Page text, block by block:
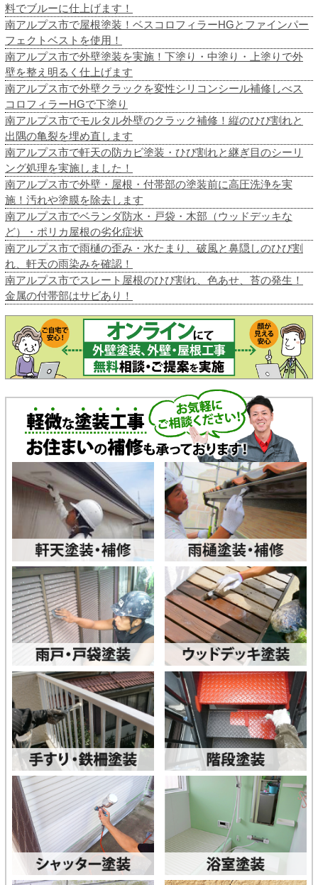
料でブルーに仕上げます！
南アルプス市で屋根塗装！ベスコロフィラーHGとファインパー
フェクトベストを使用！
南アルプス市で外壁塗装を実施！下塗り・中塗り・上塗りで外
壁を整え明るく仕上げます
南アルプス市で外壁クラックを変性シリコンシール補修しべス
コロフィラーHGで下塗り
南アルプス市でモルタル外壁のクラック補修！縦のひび割れと
出隅の亀裂を埋め直します
南アルプス市で軒天の防カビ塗装・ひび割れと継ぎ目のシーリ
ング処理を実施しました！
南アルプス市で外壁・屋根・付帯部の塗装前に高圧洗浄を実
施！汚れや塗膜を除去します
南アルプス市でベランダ防水・戸袋・木部（ウッドデッキな
ど）・ポリカ屋根の劣化症状
南アルプス市で雨樋の歪み・水たまり、破風と鼻隠しのひび割
れ、軒天の雨染みを確認！
南アルプス市でスレート屋根のひび割れ、色あせ、苔の発生！
金属の付帯部はサビあり！